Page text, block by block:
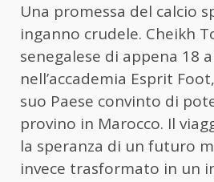
Una promessa del calcio
inganno crudele. Cheikh
senegalese di appena 18
nell’accademia Esprit
suo Paese convinto di
provino in Marocco. Il
la speranza di un futuro
invece trasformato in un